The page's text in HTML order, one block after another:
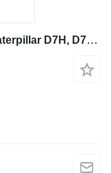
FLECHA Caterpillar 3T-4299 para Caterpillar D7H, D7H LGP, D8N, D8R bulldozer